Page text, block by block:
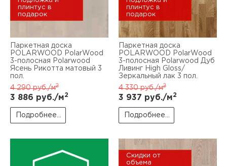
плинтус в
подарок
Паркетная доска
POLARWOOD PolarWood
3-полосная Polarwood
Ясень Рикотта матовый 3
пол.
4 290руб./м2
3 886 руб./м2
Подробнее...
плинтус в
подарок
Паркетная доска
POLARWOOD PolarWood
3-полосная Polarwood Дуб
Ливинг High Gloss/
Зеркальный лак 3 пол.
4 330руб./м2
3 937 руб./м2
Подробнее...
Скидки от
объема